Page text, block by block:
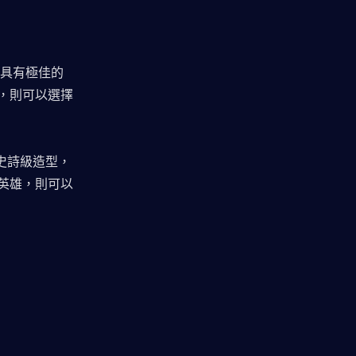
有極佳的
則可以選擇
級造型，
雄，則可以